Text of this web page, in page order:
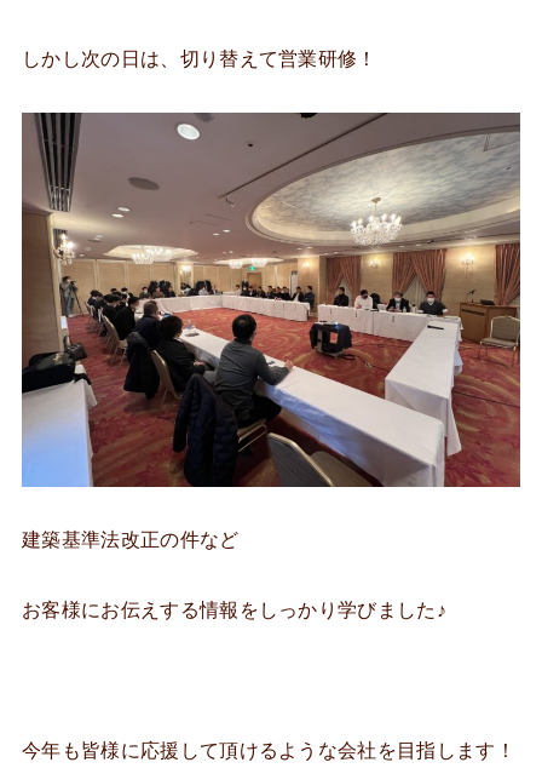
しかし次の日は、切り替えて営業研修！
建築基準法改正の件など
お客様にお伝えする情報をしっかり学びました♪
今年も皆様に応援して頂けるような会社を目指します！